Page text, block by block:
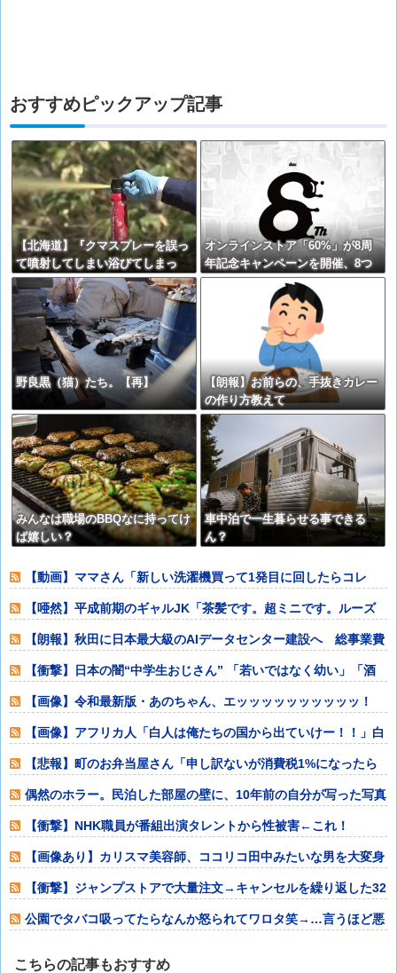
おすすめピックアップ記事
【北海道】『クマスプレーを誤っ
て噴射してしまい浴びてしまっ
た』トムラウシ山で登山中の女子
高校生が熊除けスプレー浴びる…
道警ヘリで救助…意識あり…学校
行事で入山
オンラインストア「60%」が8周
年記念キャンペーンを開催、8つ
の特別企画を展開
野良黒（猫）たち。【再】
【朗報】お前らの、手抜きカレー
の作り方教えて
みんなは職場のBBQなに持ってけ
ば嬉しい？
車中泊で一生暮らせる事できる
ん？
【動画】ママさん「新しい洗濯機買って1発目に回したらコレ
w」⇒ｗｗｗ
【唖然】平成前期のギャルJK「茶髪です。超ミニです。ルーズ
です。下着はテ
【朗報】秋田に日本最大級のAIデータセンター建設へ 総事業費
2兆円、UA
【衝撃】日本の闇“中学生おじさん” 「若いではなく幼い」「酒
よりコーラ」
【画像】令和最新版・あのちゃん、エッッッッッッッッッッ！
【画像】アフリカ人「白人は俺たちの国から出ていけー！！」白
人「わかった。
【悲報】町のお弁当屋さん「申し訳ないが消費税1%になったら
その分商品代を
偶然のホラー。民泊した部屋の壁に、10年前の自分が写った写真
が飾られてい
【衝撃】NHK職員が番組出演タレントから性被害←これ！
【画像あり】カリスマ美容師、ココリコ田中みたいな男を大変身
させてしまうｗ
【衝撃】ジャンプストアで大量注文→キャンセルを繰り返した32
歳女を逮捕
公園でタバコ吸ってたらなんか怒られてワロタ笑→…言うほど悪
こちらの記事もおすすめ